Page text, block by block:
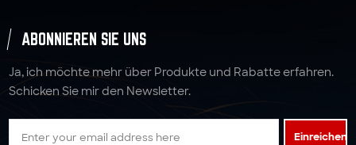
ABONNIEREN SIE UNS
Ja, ich möchte mehr über Produkte und Rabatte erfahren.
Schicken Sie mir den Newsletter.
Einreichen